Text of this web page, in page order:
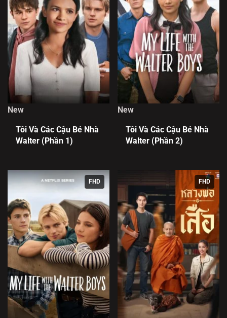
New
Tôi Và Các Cậu Bé Nhà
Walter (Phần 1)
New
Tôi Và Các Cậu Bé Nhà
Walter (Phần 2)
FHD FHD